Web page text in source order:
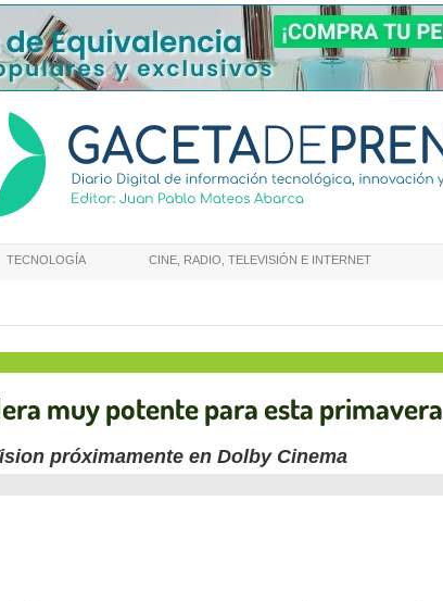
TECNOLOGÍA CINE, RADIO, TELEVISIÓN E INTERNET
muy potente para esta primavera
próximamente en Dolby Cinema